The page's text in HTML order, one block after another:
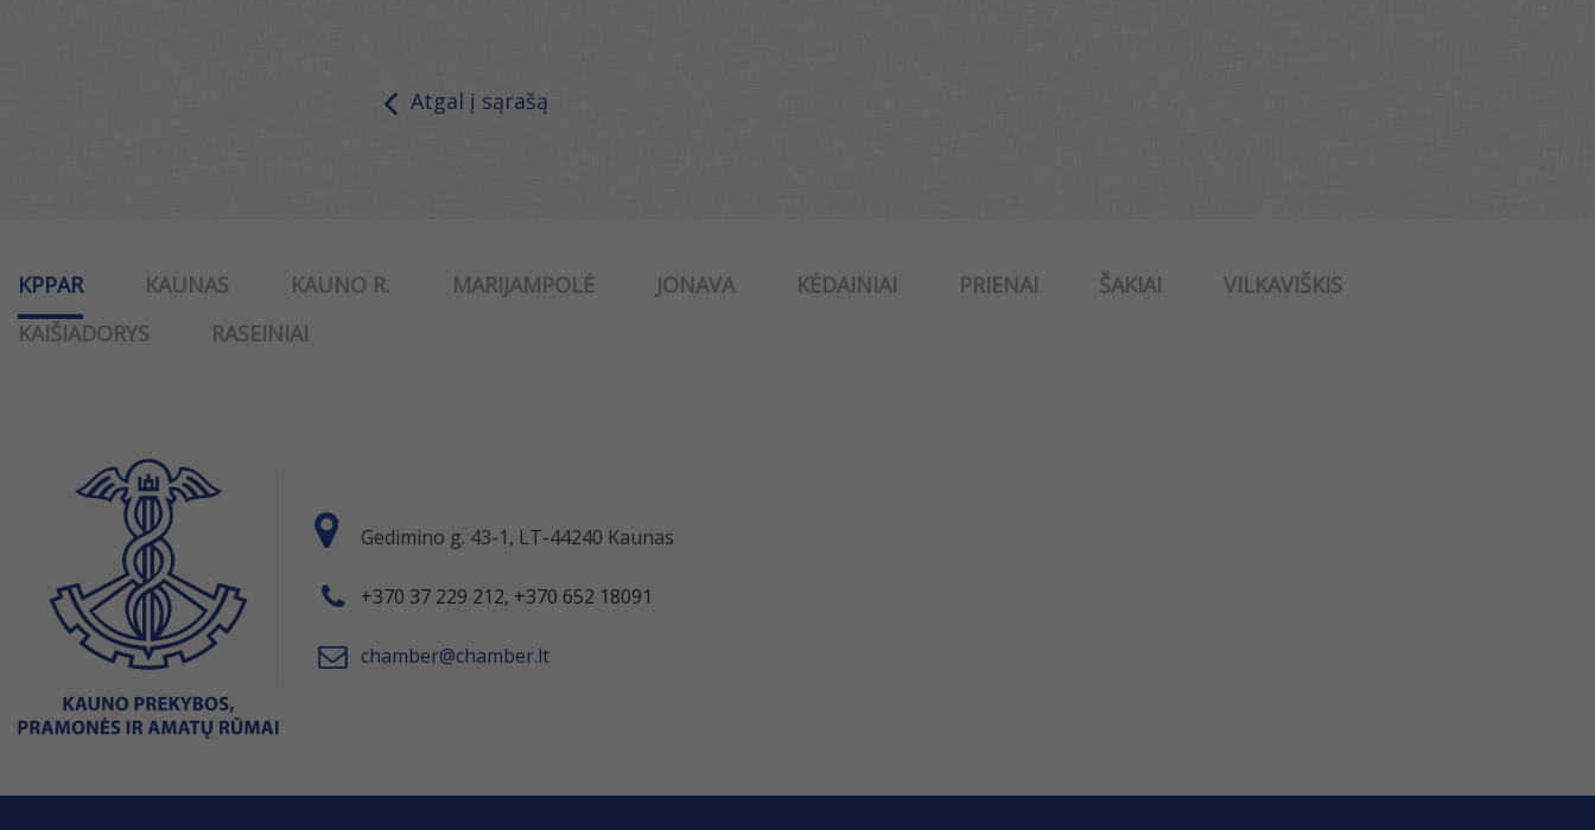
Atgal į sąrašą
KPPAR KAUNAS KAUNO R. MARIJAMPOLĖ JONAVA KĖDAINIAI PRIENAI ŠAKIAI
VILKAVIŠKIS
KAIŠIADORYS
RASEINIAI
Gedimino g. 43-1, LT-44240 Kaunas
+370 37 229 212, +370 652 18091
chamber@chamber.lt